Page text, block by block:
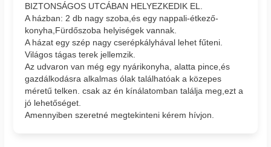
BIZTONSÁGOS UTCÁBAN HELYEZKEDIK EL.
A házban: 2 db nagy szoba,és egy nappali-étkező-
konyha,Fürdőszoba helyiségek vannak.
A házat egy szép nagy cserépkályhával lehet fűteni.
Világos tágas terek jellemzik.
Az udvaron van még egy nyárikonyha, alatta pince,és
gazdálkodásra alkalmas ólak találhatóak a közepes
méretű telken. csak az én kínálatomban találja meg,ezt a
jó lehetőséget.
Amennyiben szeretné megtekinteni kérem hívjon.